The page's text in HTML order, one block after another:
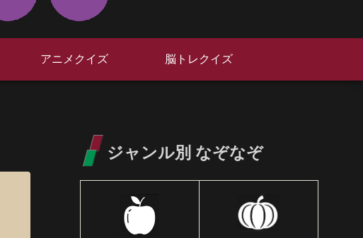
アニメクイズ 脳トレクイズ
ジャンル別 なぞなぞ